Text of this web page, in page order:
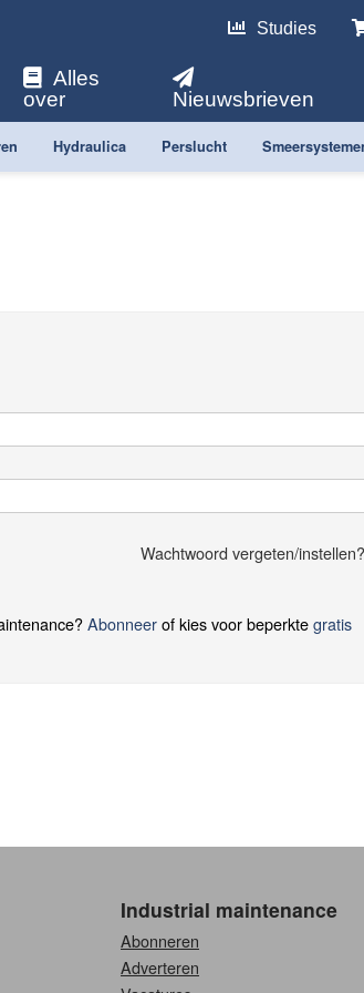
Studies
Alles
over
Nieuwsbrieven
Hydraulica Perslucht
Wachtwoord vergeten/instellen?
Abonneerof kies voor beperktegratis
Industrial maintenance
Abonneren
Adverteren